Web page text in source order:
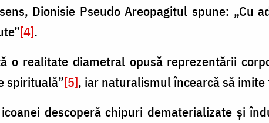
Dionisie Pseudo Areopagitul spune: „Cu
[4].
o realitate diametral opusă reprezentării
spirituală”[5], iar naturalismul încearcă să
descoperă chipuri dematerializate și